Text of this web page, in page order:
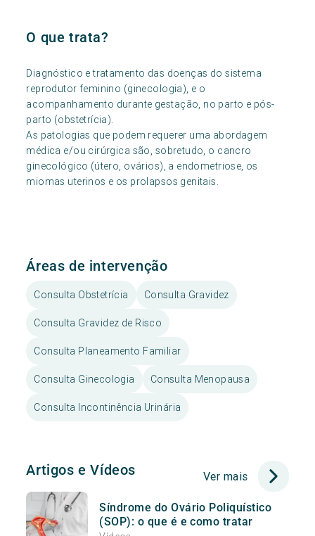
O que trata?
Diagnóstico e tratamento das doenças do sistema
reprodutor feminino (ginecologia), e o
acompanhamento durante gestação, no parto e pós-
parto (obstetrícia).
As patologias que podem requerer uma abordagem
médica e/ou cirúrgica são, sobretudo, o cancro
ginecológico (útero, ovários), a endometriose, os
miomas uterinos e os prolapsos genitais.
Áreas de intervenção
Consulta Obstetrícia Consulta Gravidez
Consulta Gravidez de Risco
Consulta Planeamento Familiar
Consulta Ginecologia Consulta Menopausa
Consulta Incontinência Urinária
Artigos e Vídeos Ver mais
Síndrome do Ovário Poliquístico
(SOP): o que é e como tratar